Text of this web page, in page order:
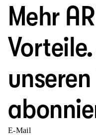
Mehr
E-Mail